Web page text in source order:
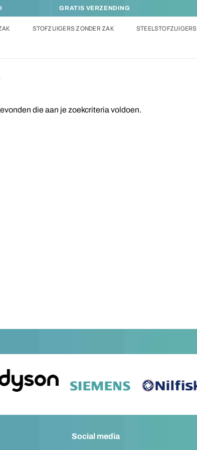
GRATIS VERZENDING
STOFZUIGERS ZONDER ZAK STEELSTOFZUIGERS
die aan je zoekcriteria voldoen.
Social media